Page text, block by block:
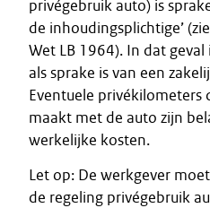
privégebruik auto) is
de inhoudingsplichtige’ (zie
Wet LB 1964). In dat
als sprake is van een
Eventuele privékilometers
maakt met de auto zijn
werkelijke kosten.
Let op: De werkgever
de regeling privégebruik